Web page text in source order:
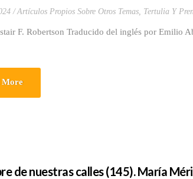
Artículos Propios Sobre Otros Temas, Tertulia Y
F. Robertson Traducido del inglés por Emilio
More
de nuestras calles (145). María